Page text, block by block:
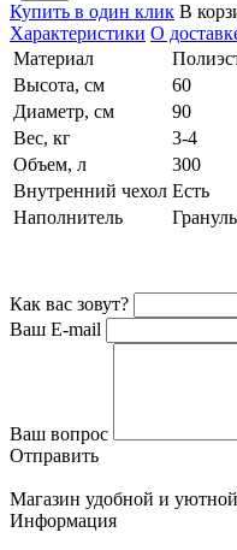
Купить в один клик В
Характеристики О
Материал
Высота, см
60
Диаметр, см
90
Вес, кг
3-4
Объем, л
300
Внутренний чехол Есть
Наполнитель
Как вас зовут?
Ваш E-mail
Ваш вопрос
Отправить
Магазин удобной и
Информация